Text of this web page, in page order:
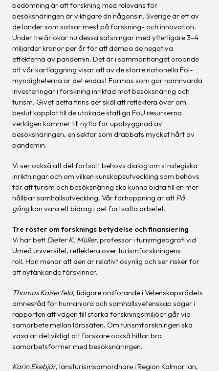
bedömning är att forskning med relevans för
besöksnäringen är viktigare än någonsin. Sverige är ett av
de länder som satsar mest på forskning- och innovation.
Under tre år ökar nu dessa satsningar med ytterligare 3-4
miljarder kronor per år för att dämpa de negativa
effekterna av pandemin. Det är i sammanhanget oroande
att vår kartläggning visar att av de större nationella FoI-
myndigheterna är det endast Formas som gör nämnvärda
investeringar i forskning inriktad mot besöksnäring och
turism. Givet detta finns det skäl att reflektera över om
beslut kopplat till de utökade statliga FoU resurserna
verkligen kommer till nytta för uppbyggnad av
besöksnäringen, en sektor som drabbats mycket hårt av
pandemin.
Vi ser också att det fortsatt behövs dialog om strategiska
inriktningar och om vilken kunskapsutveckling som behövs
för att turism och besöksnäring ska kunna bidra till en mer
hållbar samhällsutveckling. Vår förhoppning är att På
gångkan vara ett bidrag i det fortsatta arbetet.
Tre röster om forsknings betydelse och finansiering
Vi har bett Dieter K. Müller, professor i turismgeografi vid
Umeå universitet, reflektera över turismforskningens
roll. Han menar att den är relativt osynlig och ser risker för
att nytänkande försvinner.
Thomas Kaiserfeld, tidigare ordförande i Vetenskapsrådets
ämnesråd för humaniora och samhällsvetenskap säger i
rapporten att vägen till starka forskningsmiljöer går via
samarbete mellan lärosäten. Om turismforskningen ska
växa är det viktigt att forskare också hittar bra
samarbetsformer med besöksnäringen.
Karin Ekebjär, länsturismsamordnare i Region Kalmar län,